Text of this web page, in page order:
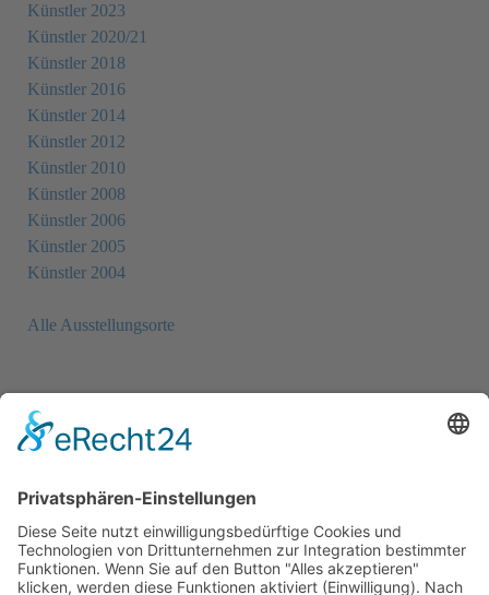
Künstler 2023
Künstler 2020/21
Künstler 2018
Künstler 2016
Künstler 2014
Künstler 2012
Künstler 2010
Künstler 2008
Künstler 2006
Künstler 2005
Künstler 2004
Alle Ausstellungsorte
Newsletter
Sie möchten unseren Newsletter erhalten?
Schreiben Sie einfach eine Mail an:
newsletter@bewegter-wind.de